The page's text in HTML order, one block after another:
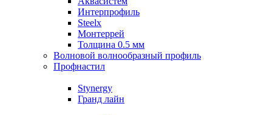
Интерпрофиль
Steelx
Монтеррей
Толщина 0.5 мм
Волновой волнообразный профиль
Профнастил
Stynergy
Гранд лайн